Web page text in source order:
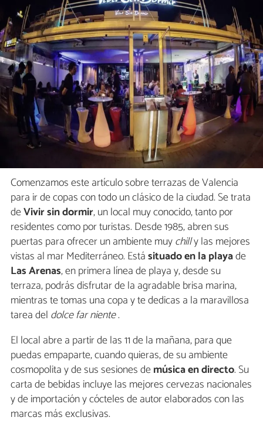
Comenzamos este artículo sobre terrazas de Valencia
para ir de copas con todo un clásico de la ciudad. Se trata
deVivir sin dormir, un local muy conocido, tanto por
residentes como por turistas. Desde 1985, abren sus
puertas para ofrecer un ambiente muychilly las mejores
vistas al mar Mediterráneo. Estásituado en la playade
Las Arenas, en primera línea de playa y, desde su
terraza, podrás disfrutar de la agradable brisa marina,
mientras te tomas una copa y te dedicas a la maravillosa
tarea del dolce far niente.
El local abre a partir de las 11 de la mañana, para que
puedas empaparte, cuando quieras, de su ambiente
cosmopolita y de sus sesiones demúsica en directo. Su
carta de bebidas incluye las mejores cervezas nacionales
y de importación y cócteles de autor elaborados con las
marcas más exclusivas.